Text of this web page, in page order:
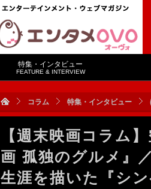
特集・インタビュー
FEATURE & INTERVIEW
コラム 特集・インタビュー
【週末映画コラム
画 孤独のグルメ』
生涯を描いた『シ